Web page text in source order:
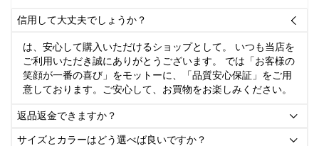
信用して大丈夫でしょうか？ 
は、安心して購入いただけるショップとして。 いつも当店を
ご利用いただき誠にありがとうございます。 では「お客様の
笑顔が一番の喜び」をモットーに、「品質安心保証」をご用
意しております。ご安心して、お買物をお楽しみください。
返品返金できますか？ 
サイズとカラーはどう選べば良いですか？ 